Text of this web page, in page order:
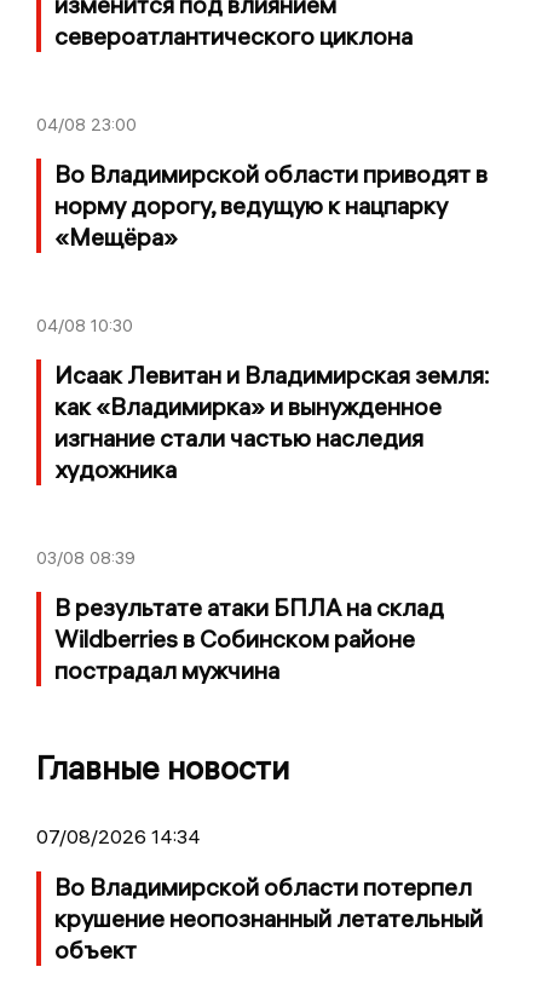
североатлантического циклона
04/08 23:00
Во Владимирской области приводят в
норму дорогу, ведущую к нацпарку
«Мещёра»
04/08 10:30
Исаак Левитан и Владимирская земля:
как «Владимирка» и вынужденное
изгнание стали частью наследия
художника
03/08 08:39
В результате атаки БПЛА на склад
Wildberries в Собинском районе
пострадал мужчина
Главные новости
07/08/2026 14:34
Во Владимирской области потерпел
крушение неопознанный летательный
объект